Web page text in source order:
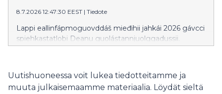
8.7.2026 12:47:30 EEST | Tiedote
Lappi eallinfápmoguovddáš mieđihii jahkái 2026 gávcci
spiehkastatlobi Deanu guolástannjuolggadussii.
Spiehkastatlobi lea vejolaš ohcat guollebivdui
Uutishuoneessa voit lukea tiedotteitamme ja
muuta julkaisemaamme materiaalia. Löydät sieltä